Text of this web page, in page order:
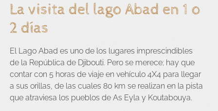
La visita del lago Abad en 1 o
2 días
El Lago Abad es uno de los lugares imprescindibles
de la República de Djibouti. Pero se merece; hay que
contar con 5 horas de viaje en vehículo 4X4 para llegar
a sus orillas, de las cuales 80 km se realizan en la pista
que atraviesa los pueblos de As Eyla y Koutabouya.